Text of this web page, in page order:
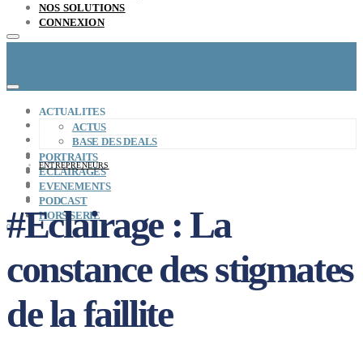
NOS SOLUTIONS
CONNEXION
CONCEPT
LE MAG
ENTREPRISES A REPRENDRE
MAYDAY JOB
CARTE DE FRANCE
NOS SOLUTIONS
CONNEXION
0
ACTUALITES
ACTUS
BASE DES DEALS
PORTRAITS
ECLAIRAGES
EVENEMENTS
PODCAST
HORS SERIE
ENTREPRENEURS
#Eclairage : La
constance des stigmates
de la faillite